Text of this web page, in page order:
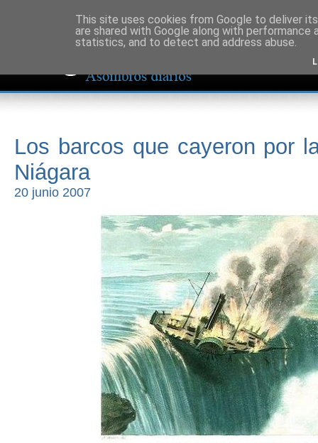
Los barcos que cayeron por
Niágara
20 junio 2007
This site uses cookies from Google to deliver
are shared with Google along with
statistics, and to detect and address abuse.